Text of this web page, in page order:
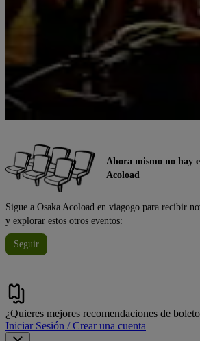
Ahora mismo no hay
Acoload
Sigue a Osaka Acoload en viagogo para recibir
y explorar estos otros eventos:
Seguir
¿Quieres mejores recomendaciones de
Iniciar Sesión / Crear una cuenta